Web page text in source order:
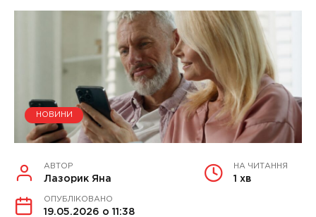
НОВИНИ
АВТОР
Лазорик Яна
НА ЧИТАННЯ
1 хв
ОПУБЛІКОВАНО
19.05.2026 о 11:38